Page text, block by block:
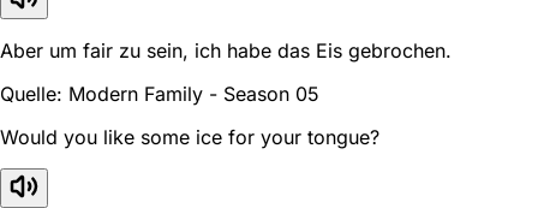
Aber um fair zu sein, ich habe das Eis gebrochen.
Quelle: Modern Family - Season 05
Would you like some ice for your tongue?